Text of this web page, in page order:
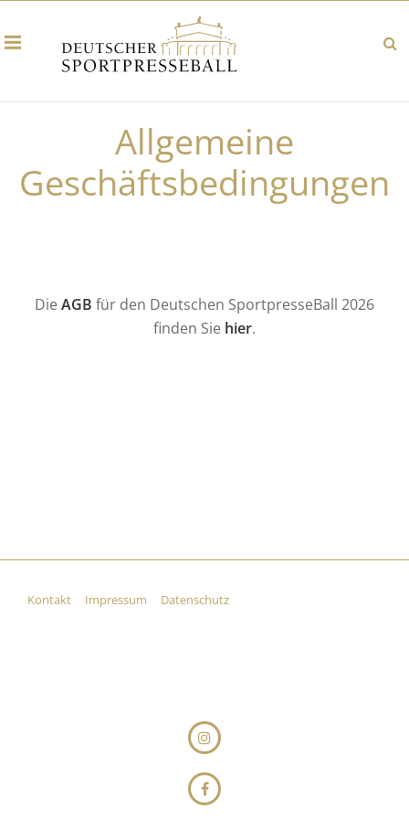
Allgemeine
Geschäftsbedingungen
Die AGB für den Deutschen SportpresseBall 2026
finden Sie hier.
Kontakt Impressum Datenschutz